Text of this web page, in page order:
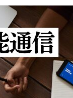
を監視
離は
ート
でき、
化でき